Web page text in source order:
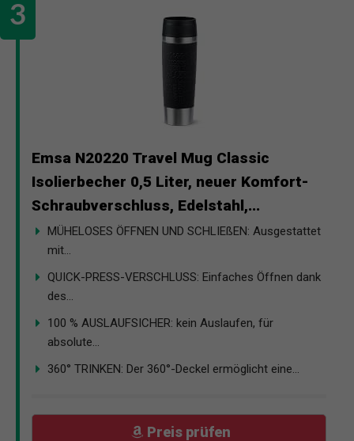
Emsa N20220 Travel Mug Classic
Isolierbecher 0,5 Liter, neuer Komfort-
Schraubverschluss, Edelstahl,...
MÜHELOSES ÖFFNEN UND SCHLIEßEN: Ausgestattet
mit...
QUICK-PRESS-VERSCHLUSS: Einfaches Öffnen dank
des...
100 % AUSLAUFSICHER: kein Auslaufen, für
absolute...
360° TRINKEN: Der 360°-Deckel ermöglicht eine...
Preis prüfen